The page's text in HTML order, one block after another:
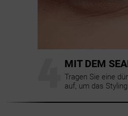
MIT DEM
Tragen Sie eine
auf, um das